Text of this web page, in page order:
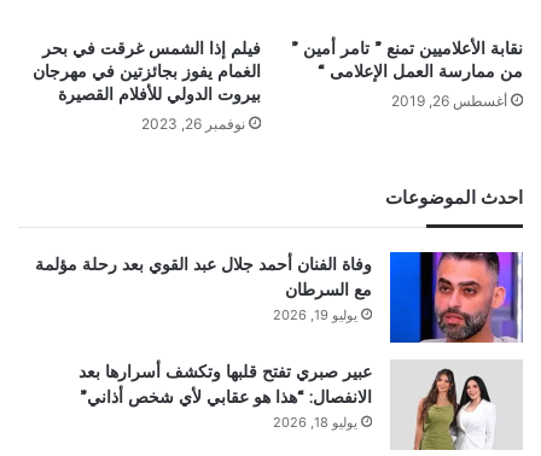
نقابة الأعلاميين تمنع ” تامر أمين ”
من ممارسة العمل الإعلامى “
أغسطس 26, 2019
فيلم إذا الشمس غرقت في بحر
الغمام يفوز بجائزتين في مهرجان
بيروت الدولي للأفلام القصيرة
نوفمبر 26, 2023
احدث الموضوعات
وفاة الفنان أحمد جلال عبد القوي بعد رحلة مؤلمة
مع السرطان
يوليو 19, 2026
عبير صبري تفتح قلبها وتكشف أسرارها بعد
الانفصال: “هذا هو عقابي لأي شخص أذاني”
يوليو 18, 2026